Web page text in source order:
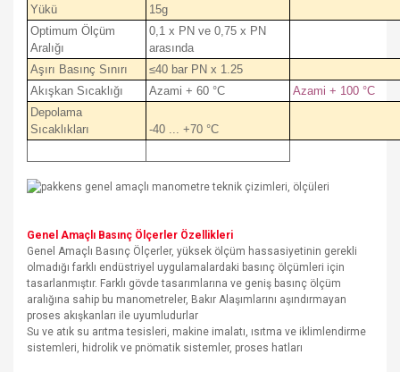
Yükü
15g
Optimum Ölçüm
Aralığı
0,1 x PN ve 0,75 x PN
arasında
Aşırı Basınç Sınırı
≤40 bar PN x 1.25
Akışkan Sıcaklığı
Azami + 60 °C
Azami + 100 °C
Depolama
Sıcaklıkları
-40 ... +70 °C
Genel Amaçlı Basınç Ölçerler Özellikleri
Genel Amaçlı Basınç Ölçerler, yüksek ölçüm hassasiyetinin gerekli
olmadığı farklı endüstriyel uygulamalardaki basınç ölçümleri için
tasarlanmıştır. Farklı gövde tasarımlarına ve geniş basınç ölçüm
aralığına sahip bu manometreler, Bakır Alaşımlarını aşındırmayan
proses akışkanları ile uyumludurlar
Su ve atık su arıtma tesisleri, makine imalatı, ısıtma ve iklimlendirme
sistemleri, hidrolik ve pnömatik sistemler, proses hatları